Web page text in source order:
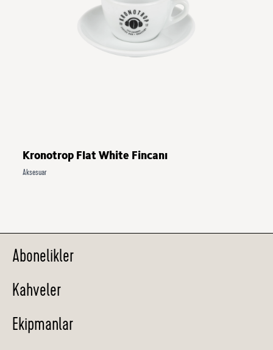
Kronotrop Flat White Fincanı
Aksesuar
Abonelikler
Kahveler
Ekipmanlar